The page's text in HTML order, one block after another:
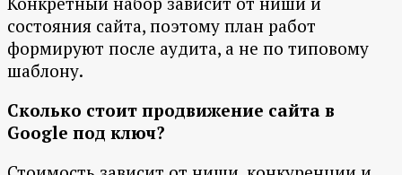
состояния сайта, поэтому план работ
формируют после аудита, а не по типовому
шаблону.
Сколько стоит продвижение сайта в
Google под ключ?